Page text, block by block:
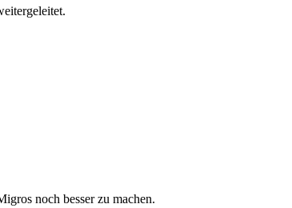
noch besser zu machen.